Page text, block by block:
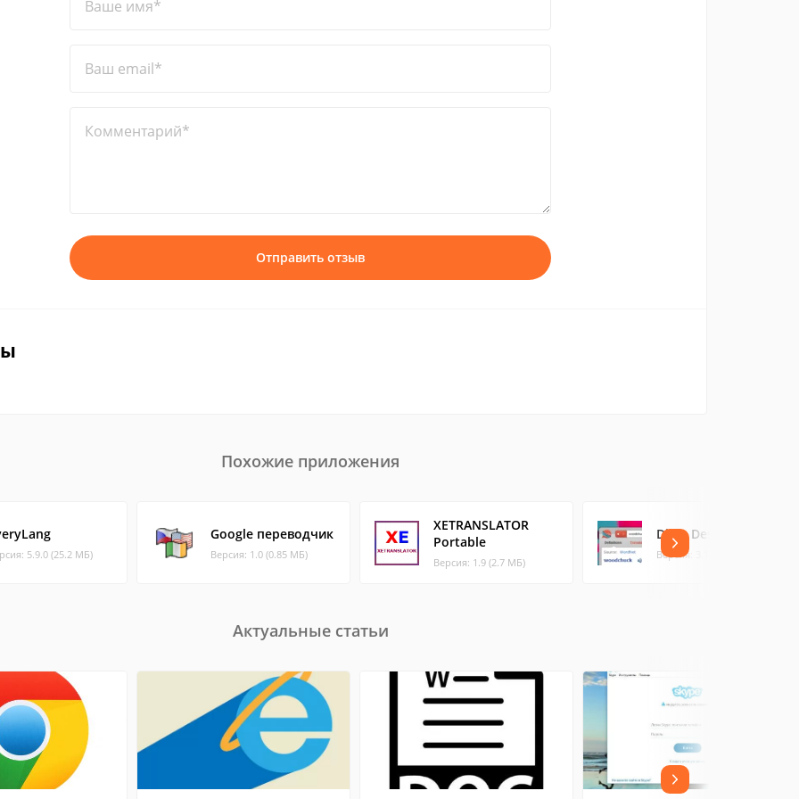
Ваше имя*
Ваш email*
Комментарий*
Отправить отзыв
Похожие приложения
5.9.0 (25.2 МБ)
Google переводчик
Версия: 1.0 (0.85 МБ)
XETRANSLATOR
Portable
Версия: 1.9 (2.7 МБ)
Dixio Desktop
Версия: 3.1.0.76 (17.49 МБ)
Актуальные статьи